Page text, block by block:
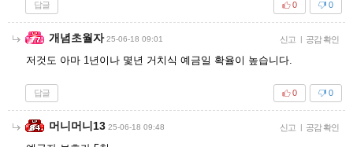
답글 0
0
개념초월자 25-06-18 09:01 신고 | 공감 확인
저것도 아마 1년이나 몇년 거치식 예금일 확율이 높습니다.
답글 0
0
머니머니13 25-06-18 09:48 신고 | 공감 확인